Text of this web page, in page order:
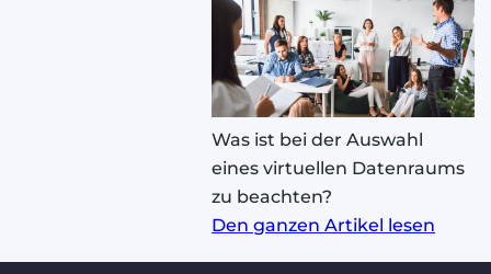
Was ist bei der Auswahl
eines virtuellen Datenraums
zu beachten?
Den ganzen Artikel lesen